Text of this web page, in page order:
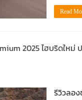
Read
2025 ไฮบริดให
รีวิวลอ